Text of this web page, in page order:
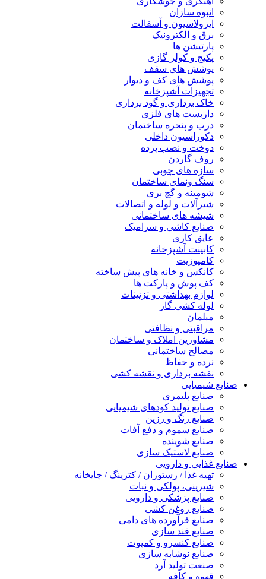
انبوه سازان
ایزولاسیون و آسفالت
برق و الکترونیک
پارتیشن ها
پکیج و کولر گازی
پوشش های سقف
پوشش های کف و دیوار
تجهیزات آشپزخانه
خاک برداری و گود برداری
داربست های فلزی
درب و پنجره ساختمان
دکوراسیون داخلی
دوخت و نصب پرده
روف گاردن
سازه های چوبی
سنگ ونمای ساختمان
شومینه و گچ بری
شیرآلات و لوله و اتصالات
شیشه های ساختمانی
صنایع کاشی و سرامیک
عایق کاری
کابینت آشپزخانه
کامپوزیت
کانکس و خانه های پیش ساخته
کف پوش و پارکت ها
لوازم بهداشتی و تزئینات
لوله کشی گاز
مبلمان
مراقبتی و نظافتی
مشاورین املاک و ساختمان
مصالح ساختمانی
نرده و حفاظ
نقشه برداری و نقشه کشی
صنایع شیمیایی
صنایع پلیمری
صنایع تولید کودهای شیمیایی
صنایع رنگ و رزین
صنایع سموم و دفع آفات
صنایع شوینده
صنایع لاستیک سازی
صنایع غذایی و دارویی
تهیه غذا / رستوران / کترینگ / چایخانه
شیرینی، پولکی و نبات
صنایع پزشکی و دارویی
صنایع روغن کشی
صنایع فرآورده های دامی
صنایع قند سازی
صنایع کنسرو و کمپوت
صنایع نوشابه سازی
صنعت تولید آرد
قهوه و کافه